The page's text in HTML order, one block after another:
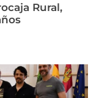
Rural,